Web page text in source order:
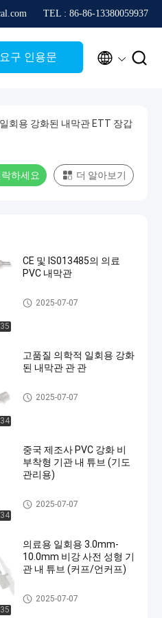
TEL : 86-86-13380059937
요구 인용문  
회용 강화된 내막관 ETT 장갑
하세요 더 알아보기
CE 및 IS013485의 의료
PVC 내막관
수갑을 매고 수갑을 벗은 내막
관
2025-07-07
고품질 의학적 일회용 강화
된 내막관 관 관
강화 기관내관
2025-07-07
중국 제조사 PVC 강화 비
부착형 기관 내 튜브 (기도
관리용)
강화 기관내관
2025-07-07
의료용 일회용 3.0mm-
10.0mm 비강 사전 성형 기
관 내 튜브 (커프/언커프)
수갑을 매고 수갑을 벗은 내막
관
2025-07-07